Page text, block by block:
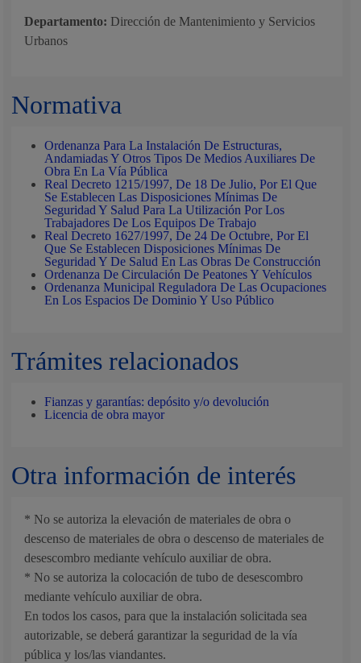
Departamento: Dirección de Mantenimiento y Servicios
Urbanos
Normativa
Ordenanza Para La Instalación De Estructuras,
Andamiadas Y Otros Tipos De Medios Auxiliares De
Obra En La Vía Pública
Real Decreto 1215/1997, De 18 De Julio, Por El Que
Se Establecen Las Disposiciones Mínimas De
Seguridad Y Salud Para La Utilización Por Los
Trabajadores De Los Equipos De Trabajo
Real Decreto 1627/1997, De 24 De Octubre, Por El
Que Se Establecen Disposiciones Mínimas De
Seguridad Y De Salud En Las Obras De Construcción
Ordenanza De Circulación De Peatones Y Vehículos
Ordenanza Municipal Reguladora De Las Ocupaciones
En Los Espacios De Dominio Y Uso Público
Trámites relacionados
Fianzas y garantías: depósito y/o devolución
Licencia de obra mayor
Otra información de interés
* No se autoriza la elevación de materiales de obra o
descenso de materiales de obra o descenso de materiales de
desescombro mediante vehículo auxiliar de obra.
* No se autoriza la colocación de tubo de desescombro
mediante vehículo auxiliar de obra.
En todos los casos, para que la instalación solicitada sea
autorizable, se deberá garantizar la seguridad de la vía
pública y los/las viandantes.